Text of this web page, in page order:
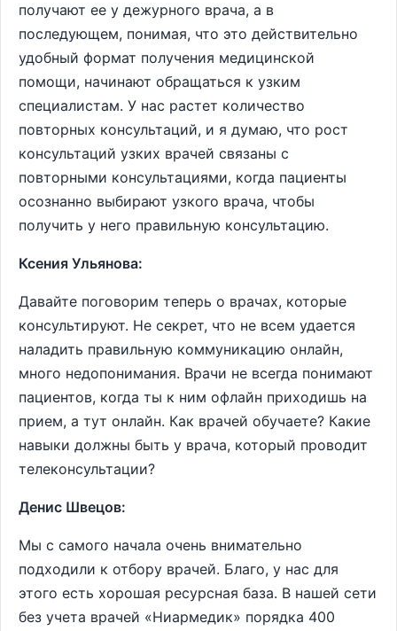
получают ее у дежурного врача, а в
последующем, понимая, что это действительно
удобный формат получения медицинской
помощи, начинают обращаться к узким
специалистам. У нас растет количество
повторных консультаций, и я думаю, что рост
консультаций узких врачей связаны с
повторными консультациями, когда пациенты
осознанно выбирают узкого врача, чтобы
получить у него правильную консультацию.
Ксения Ульянова:
Давайте поговорим теперь о врачах, которые
консультируют. Не секрет, что не всем удается
наладить правильную коммуникацию онлайн,
много недопонимания. Врачи не всегда понимают
пациентов, когда ты к ним офлайн приходишь на
прием, а тут онлайн. Как врачей обучаете? Какие
навыки должны быть у врача, который проводит
телеконсультации?
Денис Швецов:
Мы с самого начала очень внимательно
подходили к отбору врачей. Благо, у нас для
этого есть хорошая ресурсная база. В нашей сети
без учета врачей «Ниармедик» порядка 400